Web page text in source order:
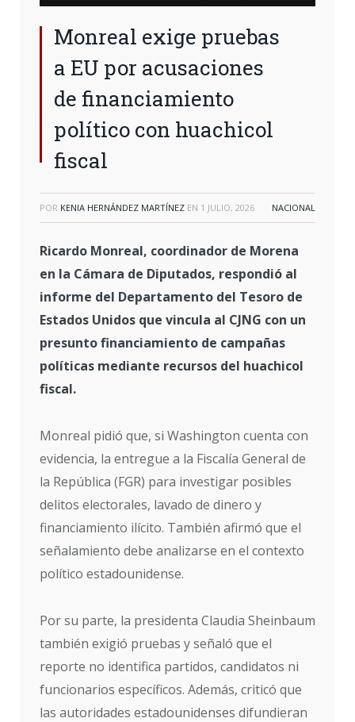
Monreal exige pruebas
a EU por acusaciones
de financiamiento
político con huachicol
fiscal
POR KENIA HERNÁNDEZ MARTÍNEZ EN 1 JULIO, 2026 NACIONAL
Ricardo Monreal, coordinador de Morena
en la Cámara de Diputados, respondió al
informe del Departamento del Tesoro de
Estados Unidos que vincula al CJNG con un
presunto financiamiento de campañas
políticas mediante recursos del huachicol
fiscal.
Monreal pidió que, si Washington cuenta con
evidencia, la entregue a la Fiscalía General de
la República (FGR) para investigar posibles
delitos electorales, lavado de dinero y
financiamiento ilícito. También afirmó que el
señalamiento debe analizarse en el contexto
político estadounidense.
Por su parte, la presidenta Claudia Sheinbaum
también exigió pruebas y señaló que el
reporte no identifica partidos, candidatos ni
funcionarios específicos. Además, criticó que
las autoridades estadounidenses difundieran